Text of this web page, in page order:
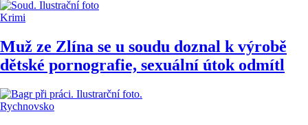
Krimi
Muž ze Zlína se u soudu doznal k výrobě
dětské pornografie, sexuální útok odmítl
Rychnovsko